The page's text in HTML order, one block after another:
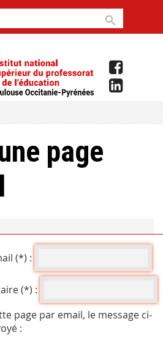
page
(*) :
(*) :
page par email, le message ci-
: